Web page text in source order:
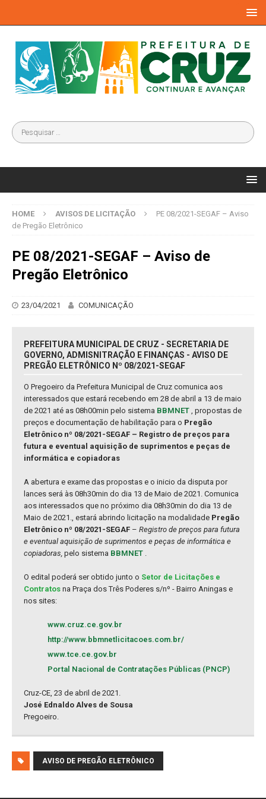
HOME AVISOS DE LICITAÇÃO
PE 08/2021-SEGAF – Aviso
de Pregão Eletrônico
PE 08/2021-SEGAF – Aviso de
Pregão Eletrônico
23/04/2021 COMUNICAÇÃO
PREFEITURA MUNICIPAL DE CRUZ - SECRETARIA DE
GOVERNO, ADMISNITRAÇÃO E FINANÇAS - AVISO DE
PREGÃO ELETRÔNICO Nº 08/2021-SEGAF
O Pregoeiro da Prefeitura Municipal de Cruz comunica aos
interessados que estará recebendo em 28 de abril a 13 de maio
de 2021 até as 08h00min pelo sistema BBMNET , propostas de
preços e documentação de habilitação para o Pregão
Eletrônico nº 08/2021-SEGAF – Registro de preços para
futura e eventual aquisição de suprimentos e peças de
informática e copiadoras
A abertura e exame das propostas e o inicio da disputa por
lances será às 08h30min do dia 13 de Maio de 2021. Comunica
aos interessados que no próximo dia 08h30min do dia 13 de
Maio de 2021., estará abrindo licitação na modalidade Pregão
Eletrônico nº 08/2021-SEGAF – Registro de preços para futura
e eventual aquisição de suprimentos e peças de informática e
copiadoras, pelo sistema BBMNET .
O edital poderá ser obtido junto o Setor de Licitações e
Contratos na Praça dos Três Poderes s/nº - Bairro Aningas e
nos sites:
www.cruz.ce.gov.br
http://www.bbmnetlicitacoes.com.br/
www.tce.ce.gov.br
Portal Nacional de Contratações Públicas (PNCP)
Cruz-CE, 23 de abril de 2021.
José Ednaldo Alves de Sousa
Pregoeiro.
AVISO DE PREGÃO ELETRÔNICO